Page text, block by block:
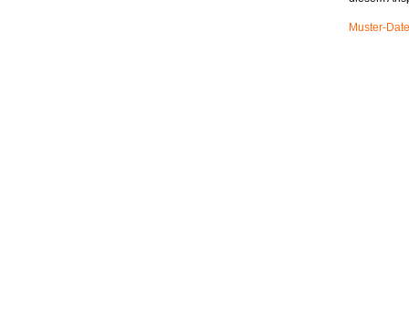
Muster-